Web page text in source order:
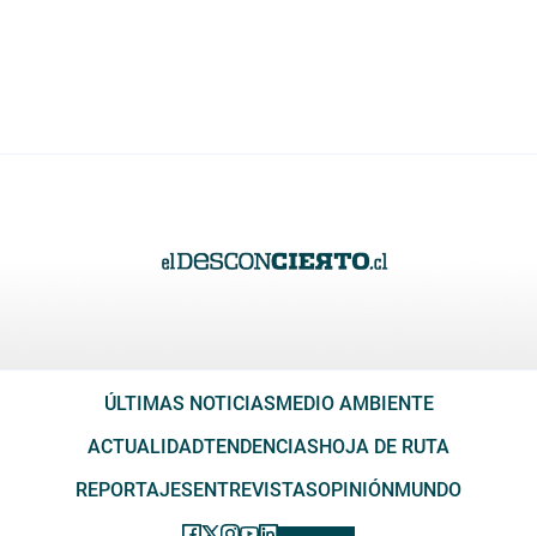
ÚLTIMAS NOTICIASMEDIO AMBIENTE
ACTUALIDADTENDENCIASHOJA DE RUTA
REPORTAJESENTREVISTASOPINIÓNMUNDO